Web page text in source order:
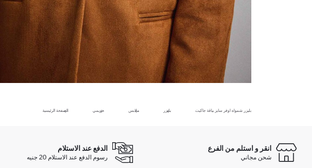
الصفحة الرئيسية حريمي ملابس بليزر بليزر شمواه اوفر سايز بياقة جاكيت
انقر و استلم من الفرع
شحن مجاني
الدفع عند الاستلام
رسوم الدفع عند الاستلام 20 جنيه